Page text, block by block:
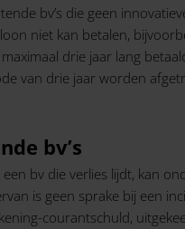
bv’s die geen
niet kan betalen,
drie jaar lang
van drie jaar worden
bv’s
een bv die verlies lijdt, kan
is geen sprake bij een
courantschuld,